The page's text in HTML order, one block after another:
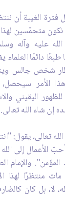
الغيبة أن
متحمّسين
عليه وآله
طبعًا دائمًا
شخص جالس
الأمر سيحصل،
اليقيني
شاء الله تعالى.
تعالى، يقول:
الأعمال إلى
والإمام
منتظرًا لهذا
لا، بل كان